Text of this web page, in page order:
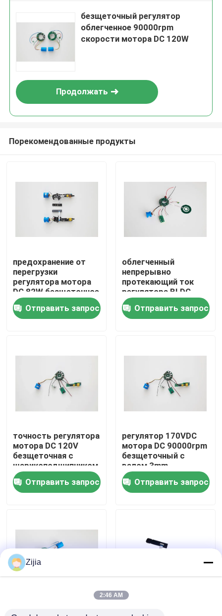
Продукты
Видео
Путешествие фабрики
Проверка качества
Спросите цитату
Высокоскоростной безщеточный мотор
безщеточный регулятор
облегченное 90000rpm
скорости мотора DC 120W
Продолжать
Порекомендованные продукты
предохранение от
перегрузки
регулятора мотора
DC 82W безщеточное
сильно эффективное
Отправить запрос
облегченный
непрерывно
протекающий ток
регулятора BLDC
0.6A мотора DC 70g
безщеточный
Отправить запрос
точность регулятора
мотора DC 120V
безщеточная с
шарикоподшипником
3mm
Отправить запрос
регулятор 170VDC
мотора DC 90000rpm
безщеточный с
валом 3mm
Отправить запрос
Zijia
2:46 AM